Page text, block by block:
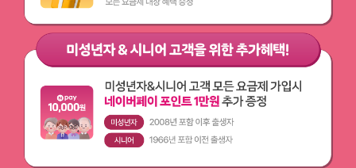
eSIM으로 개통하면 드리는 혜택 eSIM으로 개통하면 다이소 3,000원